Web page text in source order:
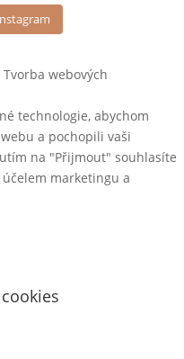
webových
technologie, abychom
a pochopili vaši
na "Přijmout" souhlasíte
marketingu a